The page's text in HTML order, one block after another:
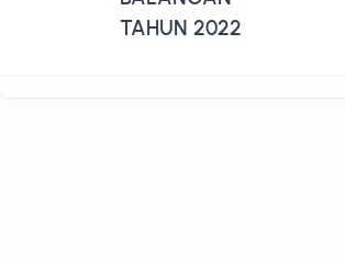
TAHUN 2022